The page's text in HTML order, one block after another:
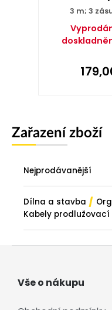
3 m; 3
Zařazení zboží
Nejprodávanější
Dílna a stavba /
Kabely prodlužovací
Vše o nákupu